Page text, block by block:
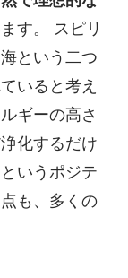
す。 スピリ
という二つ
いると考え
ギーの高さ
化するだけ
いうポジテ
も、多くの